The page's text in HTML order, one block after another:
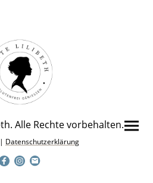
Alle Rechte vorbehalten.
| Datenschutzerklärung